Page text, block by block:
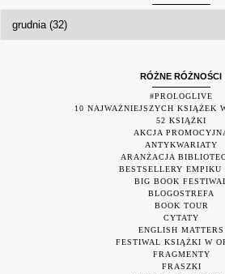
RÓŻNE RÓŻNOŚCI
#PROLOGLIVE
10 NAJWAŻNIEJSZYCH KSIĄŻEK
52 KSIĄŻKI
AKCJA
ANTYKWARIATY
ARANŻACJA
BESTSELLERY EMPIKU
BIG BOOK
BLOGOSTREFA
BOOK TOUR
CYTATY
ENGLISH MATTERS
FESTIWAL KSIĄŻKI W
FRAGMENTY
FRASZKI